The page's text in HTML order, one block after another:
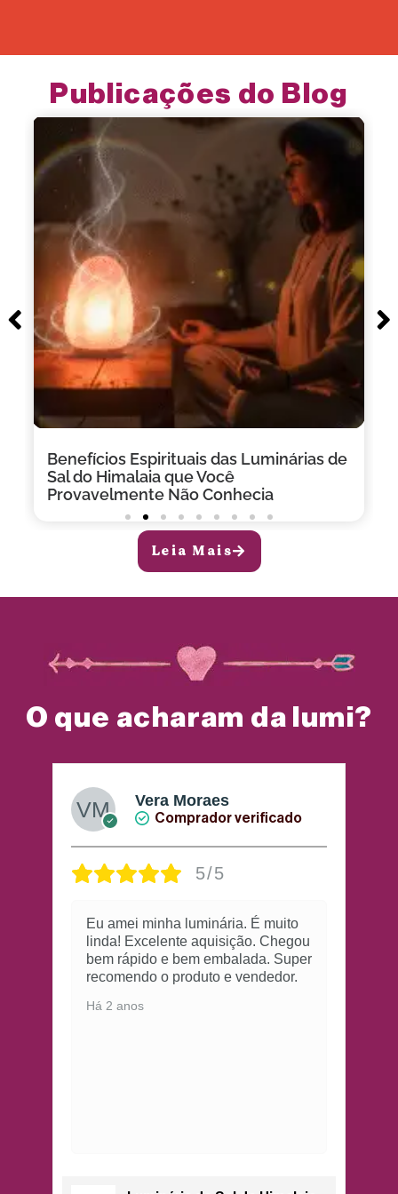
Publicações do Blog
Benefícios Espirituais das Luminárias de
Sal do Himalaia que Você
Provavelmente Não Conhecia
Leia Mais
O que acharam da lumi?
Vera Moraes
Comprador verificado
5/5
Eu amei minha luminária. É muito
linda! Excelente aquisição. Chegou
bem rápido e bem embalada. Super
recomendo o produto e vendedor.
Há 2 anos